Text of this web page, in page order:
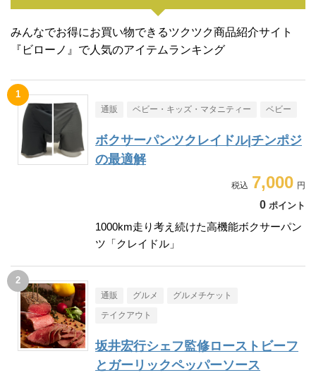
みんなでお得にお買い物できるツクツク商品紹介サイト
『ビローノ』で人気のアイテムランキング
通販 ベビー・キッズ・マタニティー ベビー
ボクサーパンツクレイドル|チンポジ
の最適解
7,000
0 ポイント
1000km走り考え続けた高機能ボクサーパン
ツ「クレイドル」
通販 グルメ グルメチケット
テイクアウト
坂井宏行シェフ監修ローストビーフ
とガーリックペッパーソース